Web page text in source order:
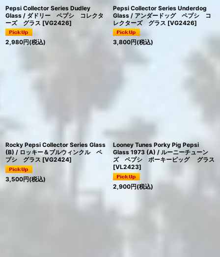
Pepsi Collector Series Dudley
Glass / ダドリー ペプシ コレクタ
ーズ グラス [VG2426]
2,980円(税込)
Pepsi Collector Series Underdog
Glass / アンダードッグ ペプシ コ
レクターズ グラス [VG2426]
3,800円(税込)
Rocky Pepsi Collector Series Glass
(B) / ロッキー＆ブルウィンクル ペ
プシ グラス [VG2424]
3,500円(税込)
Looney Tunes Porky Pig Pepsi
Glass 1973 (A) / ルーニーチューン
ズ ペプシ ポーキーピッグ グラス
[VL2423]
2,900円(税込)